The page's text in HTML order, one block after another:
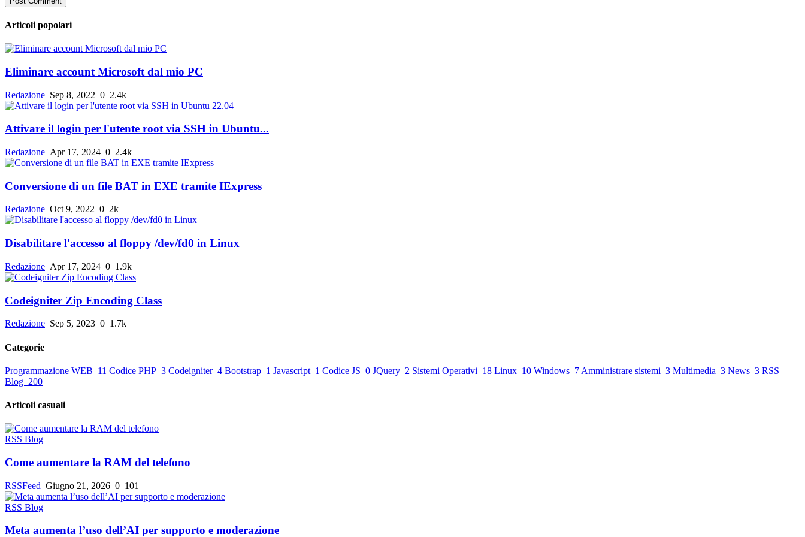
Articoli popolari
Eliminare account Microsoft dal mio PC
Redazione Sep 8, 2022 0 2.4k
Attivare il login per l'utente root via SSH in Ubuntu...
Redazione Apr 17, 2024 0 2.4k
Conversione di un file BAT in EXE tramite IExpress
Redazione Oct 9, 2022 0 2k
Disabilitare l'accesso al floppy /dev/fd0 in Linux
Redazione Apr 17, 2024 0 1.9k
Codeigniter Zip Encoding Class
Redazione Sep 5, 2023 0 1.7k
Categorie
Programmazione WEB 11 Codice PHP 3 Codeigniter 4 Bootstrap 1 Javascript 1 Codice JS 0 JQuery 2 Sistemi Operativi 18 Linux 10 Windows 7 Amministrare sistemi 3 Multimedia 3 News 3 RSS
Blog 200
Articoli casuali
RSS Blog
Come aumentare la RAM del telefono
RSSFeed Giugno 21, 2026 0 101
RSS Blog
Meta aumenta l’uso dell’AI per supporto e moderazione